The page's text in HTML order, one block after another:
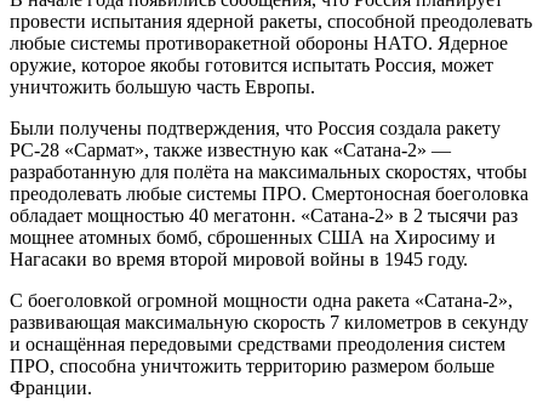
провести испытания ядерной ракеты, способной преодолевать
любые системы противоракетной обороны НАТО. Ядерное
оружие, которое якобы готовится испытать Россия, может
уничтожить большую часть Европы.
Были получены подтверждения, что Россия создала ракету
РС-28 «Сармат», также известную как «Сатана-2» —
разработанную для полёта на максимальных скоростях, чтобы
преодолевать любые системы ПРО. Смертоносная боеголовка
обладает мощностью 40 мегатонн. «Сатана-2» в 2 тысячи раз
мощнее атомных бомб, сброшенных США на Хиросиму и
Нагасаки во время второй мировой войны в 1945 году.
С боеголовкой огромной мощности одна ракета «Сатана-2»,
развивающая максимальную скорость 7 километров в секунду
и оснащённая передовыми средствами преодоления систем
ПРО, способна уничтожить территорию размером больше
Франции.